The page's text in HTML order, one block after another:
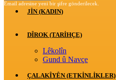
Email adresine yeni bir şifre gönderilecek.
JİN (KADIN)
DÎROK (TARİHÇE)
Lêkolîn
Gund û Navçe
ÇALAKÎYÊN (ETKINLIKLER)